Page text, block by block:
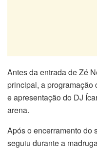
Antes da entrada de Zé
principal, a programação
e apresentação do DJ
arena.
Após o encerramento do
seguiu durante a